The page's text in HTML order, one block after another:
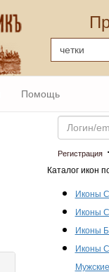
Помощь
Email
Регистрация·
Каталог икон
Иконы
Иконы
Иконы
Иконы